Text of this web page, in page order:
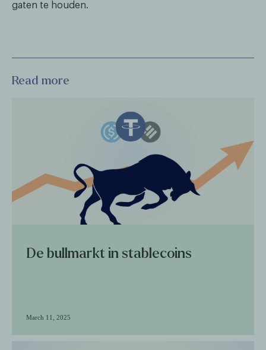
gaten te houden.
Read more
De bullmarkt in stablecoins
March 11, 2025